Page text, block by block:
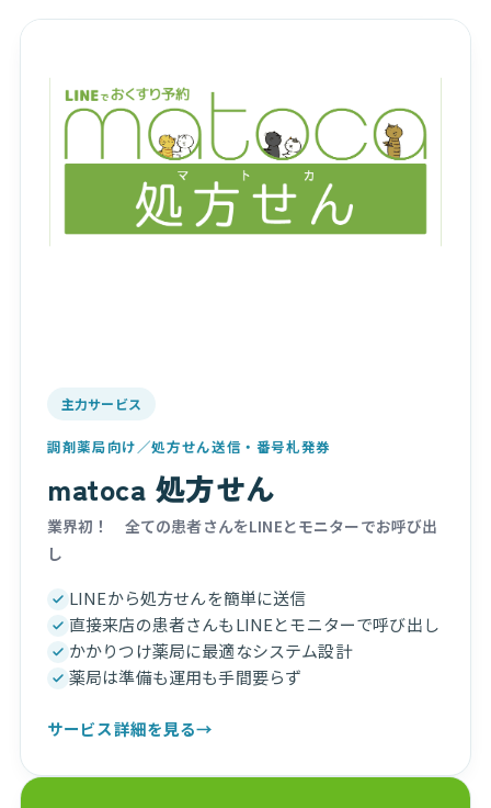
主力サービス
調剤薬局向け／処方せん送信・番号札発券
matoca 処方せん
業界初！ 全ての患者さんをLINEとモニターでお呼び出
し
LINEから処方せんを簡単に送信
直接来店の患者さんもLINEとモニターで呼び出し
かかりつけ薬局に最適なシステム設計
薬局は準備も運用も手間要らず
サービス詳細を見る→